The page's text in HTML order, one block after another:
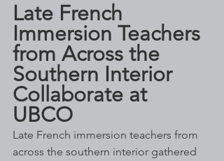
Late French
Immersion Teachers
from Across the
Southern Interior
Collaborate at
UBCO
Late French immersion teachers from
across the southern interior gathered